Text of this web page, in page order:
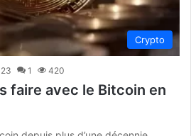
Crypto
1 420
faire avec le Bitcoin en